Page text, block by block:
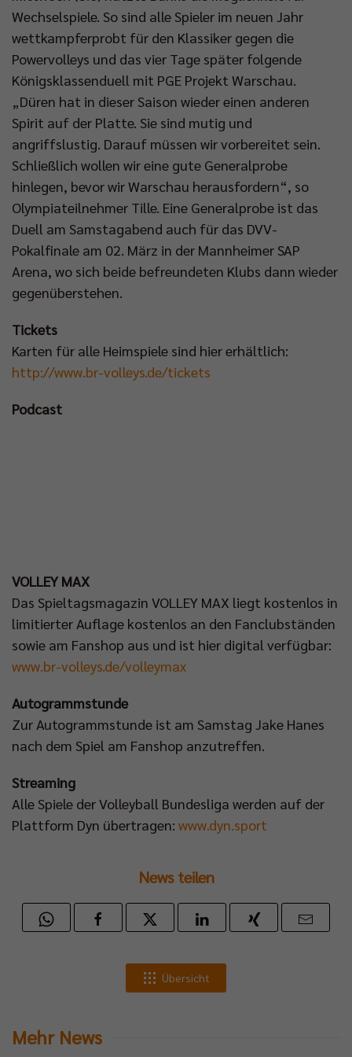
Wechselspiele. So sind alle Spieler im neuen Jahr
wettkampferprobt für den Klassiker gegen die
Powervolleys und das vier Tage später folgende
Königsklassenduell mit PGE Projekt Warschau.
„Düren hat in dieser Saison wieder einen anderen
Spirit auf der Platte. Sie sind mutig und
angriffslustig. Darauf müssen wir vorbereitet sein.
Schließlich wollen wir eine gute Generalprobe
hinlegen, bevor wir Warschau herausfordern“, so
Olympiateilnehmer Tille. Eine Generalprobe ist das
Duell am Samstagabend auch für das DVV-
Pokalfinale am 02. März in der Mannheimer SAP
Arena, wo sich beide befreundeten Klubs dann wieder
gegenüberstehen.
Tickets
Karten für alle Heimspiele sind hier erhältlich:
http://www.br-volleys.de/tickets
Podcast
VOLLEY MAX
Das Spieltagsmagazin VOLLEY MAX liegt kostenlos in
limitierter Auflage kostenlos an den Fanclubständen
sowie am Fanshop aus und ist hier digital verfügbar:
www.br-volleys.de/volleymax
Autogrammstunde
Zur Autogrammstunde ist am Samstag Jake Hanes
nach dem Spiel am Fanshop anzutreffen.
Streaming
Alle Spiele der Volleyball Bundesliga werden auf der
Plattform Dyn übertragen: www.dyn.sport
News teilen
Übersicht
Mehr News